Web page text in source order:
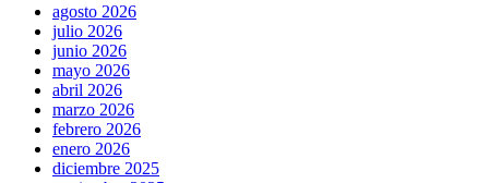
agosto 2026
julio 2026
junio 2026
mayo 2026
abril 2026
marzo 2026
febrero 2026
enero 2026
diciembre 2025